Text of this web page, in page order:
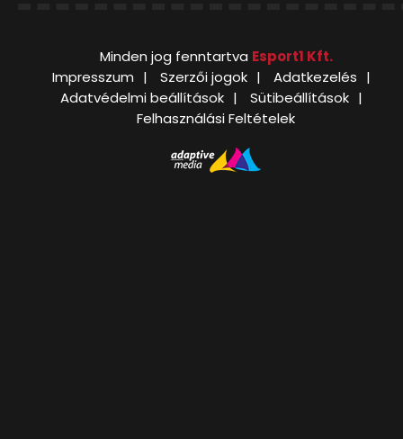
Minden jog fenntartva Esport1 Kft.
Impresszum
Szerzői jogok
Adatkezelés
Adatvédelmi beállítások
Sütibeállítások
Felhasználási Feltételek